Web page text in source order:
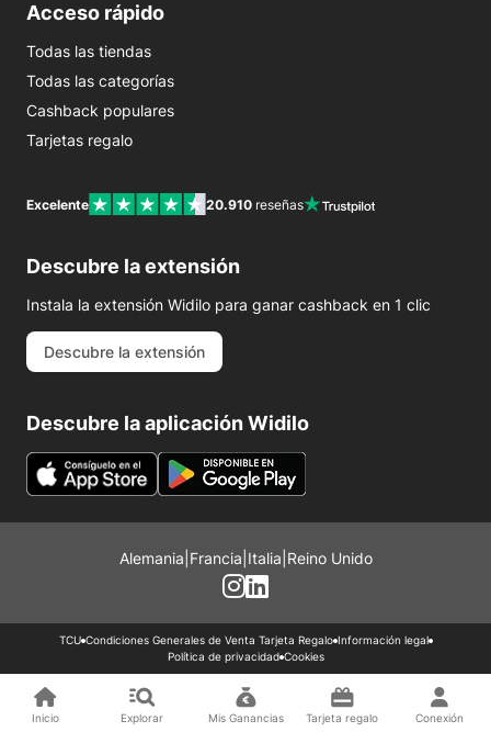
Acceso rápido
Todas las tiendas
Todas las categorías
Cashback populares
Tarjetas regalo
Excelente 20.910 reseñas
Descubre la extensión
Instala la extensión Widilo para ganar cashback en 1 clic
Descubre la extensión
Descubre la aplicación Widilo
Alemania Francia Italia Reino Unido
TCU Condiciones Generales de Venta Tarjeta Regalo Información legal
Política de privacidad Cookies
Inicio Explorar Mis Ganancias Tarjeta regalo Conexión